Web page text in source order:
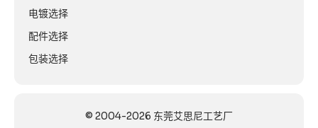
电镀选择
配件选择
包装选择
© 2004-2026 东莞艾思尼工艺厂